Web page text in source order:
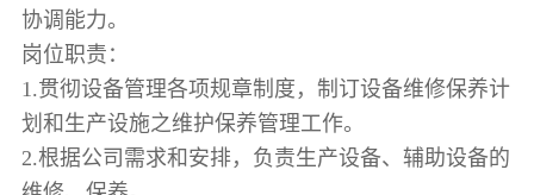
协调能力。
岗位职责：
1.贯彻设备管理各项规章制度，制订设备维修保养计
划和生产设施之维护保养管理工作。
2.根据公司需求和安排，负责生产设备、辅助设备的